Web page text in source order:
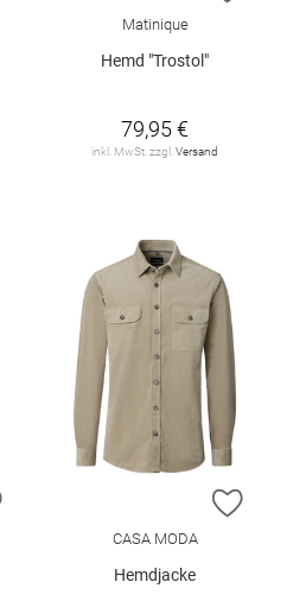
Matinique
Hemd "Trostol"
79,95 €
inkl. MwSt. zzgl. Versand
ZUR WUNSCHLISTE HINZUFÜGEN
ZUR
CASA MODA
Hemdjacke